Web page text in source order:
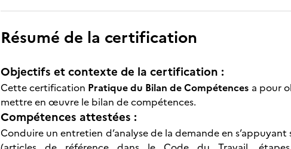
Résumé de la certification
Objectifs et contexte de la certification :
Cette certification Pratique du Bilan de Compétences a pour
mettre en œuvre le bilan de compétences.
Compétences attestées :
Conduire un entretien d’analyse de la demande en